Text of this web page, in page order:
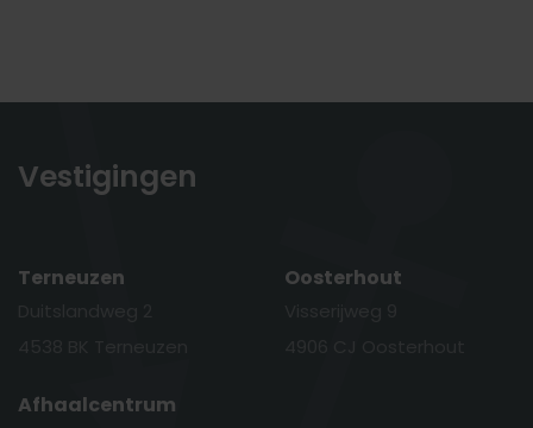
Vestigingen
Terneuzen Oosterhout
Afhaalcentrum